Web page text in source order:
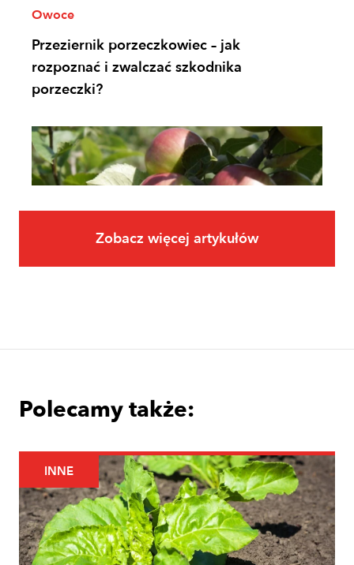
Owoce
Przeziernik porzeczkowiec – jak
rozpoznać i zwalczać szkodnika
porzeczki?
Uprawy polowe
Zobacz więcej artykułów
Polecamy także:
INNE